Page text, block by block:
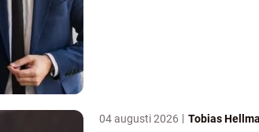
04 augusti 2026 Tobias